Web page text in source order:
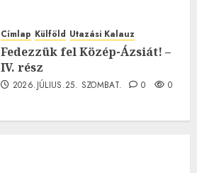
Címlap Külföld Utazási Kalauz
Fedezzük fel Közép-Ázsiát! –
IV. rész
2026.JÚLIUS.25. SZOMBAT. 0 0